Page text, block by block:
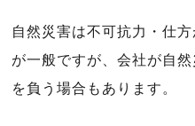
自然災害は不可抗力・仕
が一般ですが、会社が自
を負う場合もあります。